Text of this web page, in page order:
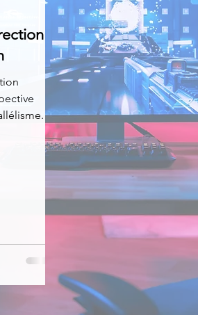
News Nirsoft
Réseaux sociaux
recherchés
-